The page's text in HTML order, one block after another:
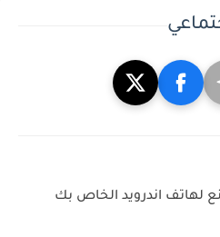
اندرويد الخاص بك